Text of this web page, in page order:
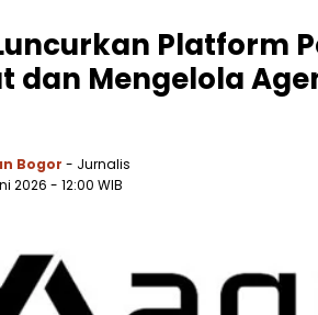
Platform
dan Mengelola
Bogor - Jurnalis
2026 - 12:00 WIB